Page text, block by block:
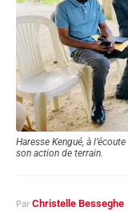
Haresse Kengué, à
son action de terrain.
Par Christelle Besseghe